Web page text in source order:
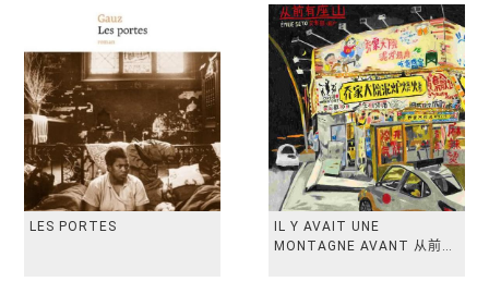
LES PORTES
IL Y AVAIT UNE
MONTAGNE AVANT 从前有